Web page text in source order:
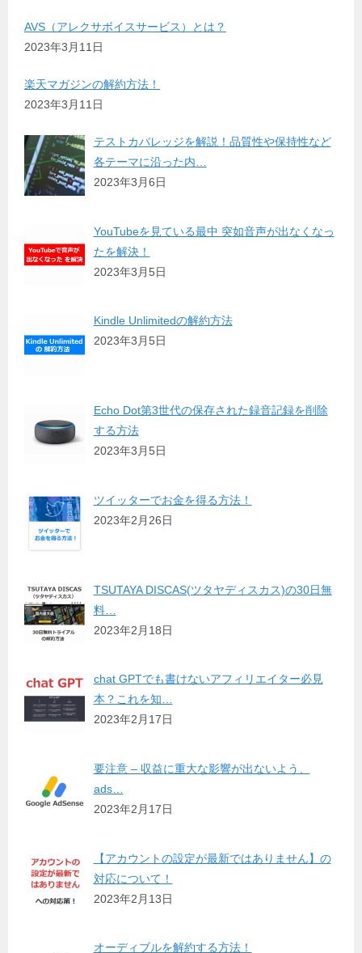
AVS（アレクサボイスサービス）とは？
2023年3月11日
楽天マガジンの解約方法！
2023年3月11日
テストカバレッジを解説！品質性や保持性など
各テーマに沿った内…
2023年3月6日
YouTubeを見ている最中 突如音声が出なくなっ
たを解決！
2023年3月5日
Kindle Unlimitedの解約方法
2023年3月5日
Echo Dot第3世代の保存された録音記録を削除
する方法
2023年3月5日
ツイッターでお金を得る方法！
2023年2月26日
TSUTAYA DISCAS(ツタヤディスカス)の30日無
料…
2023年2月18日
chat GPTでも書けないアフィリエイター必見
本？これを知…
2023年2月17日
要注意 – 収益に重大な影響が出ないよう、
ads…
2023年2月17日
【アカウントの設定が最新ではありません】の
対応について！
2023年2月13日
オーディブルを解約する方法！